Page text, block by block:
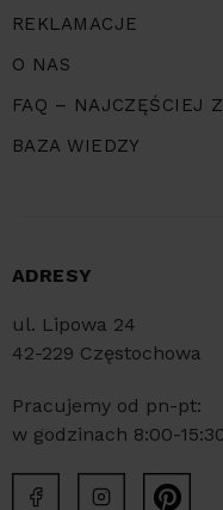
REKLAMACJE
O NAS
FAQ – NAJCZĘŚCIEJ
BAZA WIEDZY
ADRESY
ul. Lipowa 24
42-229 Częstochowa
Pracujemy od pn-pt:
w godzinach 8:00-